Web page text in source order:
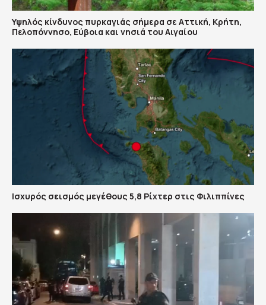
Υψηλός κίνδυνος πυρκαγιάς σήμερα σε Αττική, Κρήτη,
Πελοπόννησο, Εύβοια και νησιά του Αιγαίου
Ισχυρός σεισμός μεγέθους 5,8 Ρίχτερ στις Φιλιππίνες